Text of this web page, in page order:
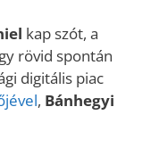
kap szót, a
rövid spontán
digitális piac
, Bánhegyi